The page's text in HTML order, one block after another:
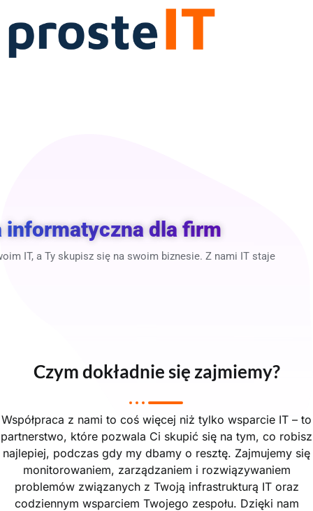
informatyczna dla firm
IT, a Ty skupisz się na swoim biznesie. Z nami IT staje
Czym dokładnie się zajmiemy?
Współpraca z nami to coś więcej niż tylko wsparcie IT – to
partnerstwo, które pozwala Ci skupić się na tym, co robisz
najlepiej, podczas gdy my dbamy o resztę. Zajmujemy się
monitorowaniem, zarządzaniem i rozwiązywaniem
problemów związanych z Twoją infrastrukturą IT oraz
codziennym wsparciem Twojego zespołu. Dzięki nam